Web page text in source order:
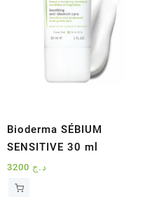
Bioderma SÉBIUM
SENSITIVE 30 ml
د.ج